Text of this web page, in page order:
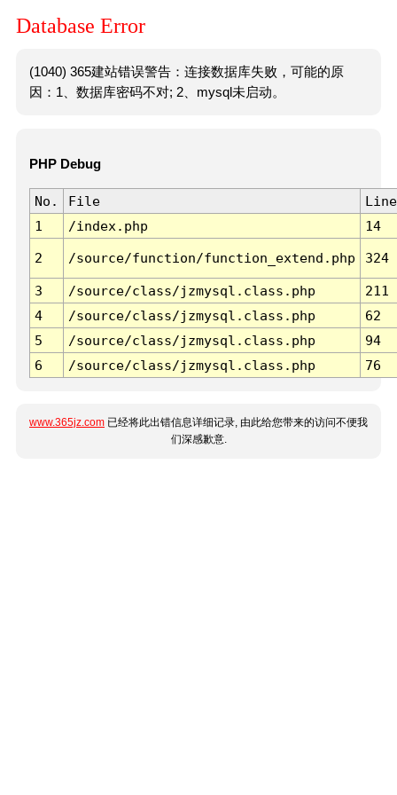
Database Error
(1040) 365建站错误警告：连接数据库失败，可能的原
因：1、数据库密码不对; 2、mysql未启动。
PHP Debug
No. File
Line
1
/index.php 14
2 /source/function/function_extend.php 324
3 /source/class/jzmysql.class.php
211
4
/source/class/jzmysql.class.php
62
5
/source/class/jzmysql.class.php
94
6
/source/class/jzmysql.class.php 76
www.365jz.com 已经将此出错信息详细记录, 由此给您带来的访问不便我
们深感歉意.